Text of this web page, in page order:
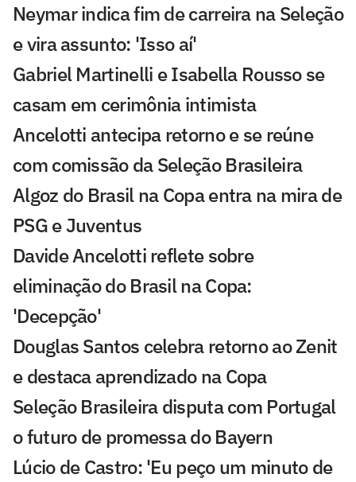
Neymar indica fim de carreira na Seleção
e vira assunto: 'Isso aí'
Gabriel Martinelli e Isabella Rousso se
casam em cerimônia intimista
Ancelotti antecipa retorno e se reúne
com comissão da Seleção Brasileira
Algoz do Brasil na Copa entra na mira de
PSG e Juventus
Davide Ancelotti reflete sobre
eliminação do Brasil na Copa:
'Decepção'
Douglas Santos celebra retorno ao Zenit
e destaca aprendizado na Copa
Seleção Brasileira disputa com Portugal
o futuro de promessa do Bayern
Lúcio de Castro: 'Eu peço um minuto de